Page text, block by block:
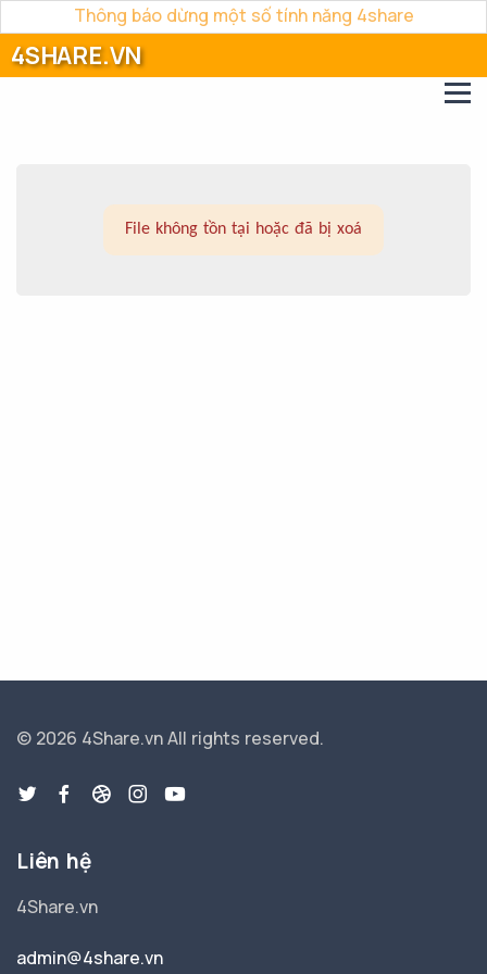
Thông báo dừng một số tính năng 4share
4SHARE.VN
File không tồn tại hoặc đã bị xoá
© 2026 4Share.vnAll rights reserved.
Liên hệ
4Share.vn
admin@4share.vn